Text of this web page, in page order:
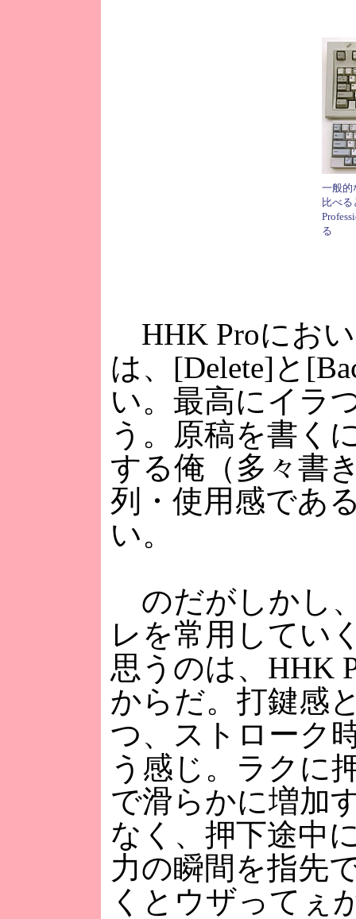
一般的
比べる
る
HHK Proにお
は、[Delete]と
い。最高にイラ
う。原稿を書く
する俺（多々書
列・使用感であ
い。
のだがしかし
レを常用してい
思うのは、HHK
からだ。打鍵感
つ、ストローク
う感じ。ラクに
で滑らかに増加
なく、押下途中
力の瞬間を指先
くとウザってぇ